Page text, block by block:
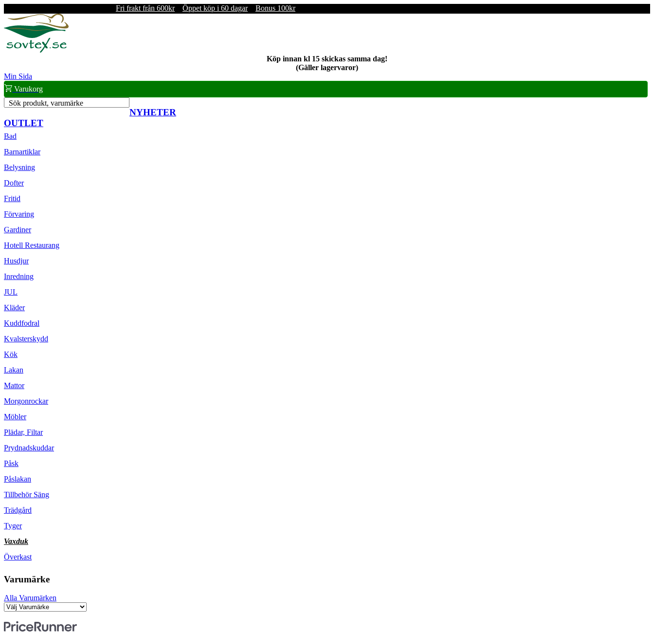
Fri frakt från 600kr Öppet köp i 60 dagar Bonus 100kr
Köp innan kl 15 skickas samma dag!
(Gäller lagervaror)
Min Sida
Varukorg
Sök produkt, varumärke
NYHETER
OUTLET
Bad
Barnartiklar
Belysning
Dofter
Fritid
Förvaring
Gardiner
Hotell Restaurang
Husdjur
Inredning
JUL
Kläder
Kuddfodral
Kvalsterskydd
Kök
Lakan
Mattor
Morgonrockar
Möbler
Plädar, Filtar
Prydnadskuddar
Påsk
Påslakan
Tillbehör Säng
Trädgård
Tyger
Vaxduk
Överkast
Varumärke
Alla Varumärken